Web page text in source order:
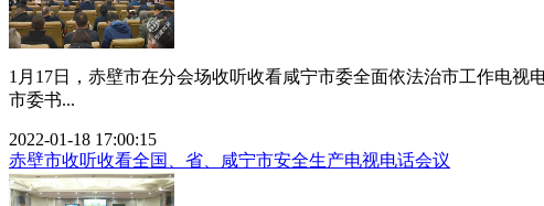
1月17日，赤壁市在分会场收听收看咸宁市委全面依法治市工作电
市委书...
2022-01-18 17:00:15
赤壁市收听收看全国、省、咸宁市安全生产电视电话会议